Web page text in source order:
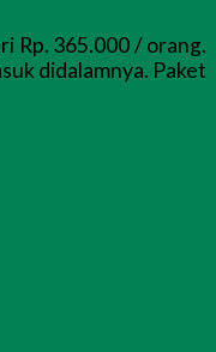
Rp. 365.000 / orang.
didalamnya. Paket